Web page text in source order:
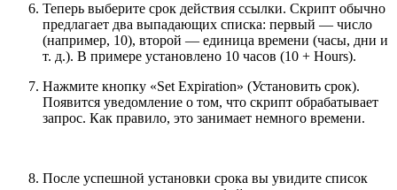
Теперь выберите срок действия ссылки. Скрипт обычно
предлагает два выпадающих списка: первый — число
(например, 10), второй — единица времени (часы, дни и
т. д.). В примере установлено 10 часов (10 + Hours).
Нажмите кнопку «Set Expiration» (Установить срок).
Появится уведомление о том, что скрипт обрабатывает
запрос. Как правило, это занимает немного времени.
После успешной установки срока вы увидите список